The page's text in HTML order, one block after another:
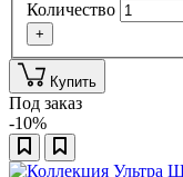
Количество
+
Купить
Под заказ
-10%